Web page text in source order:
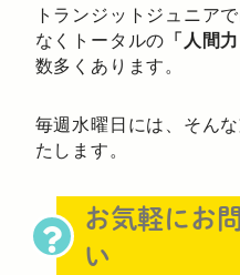
トランジットジュニア
なくトータルの 「人間力
数多くあります。
毎週水曜日には、そん
たします。
お気軽にお
い